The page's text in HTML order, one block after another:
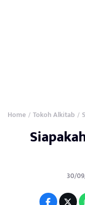
Home / Tokoh Alkitab /
30/